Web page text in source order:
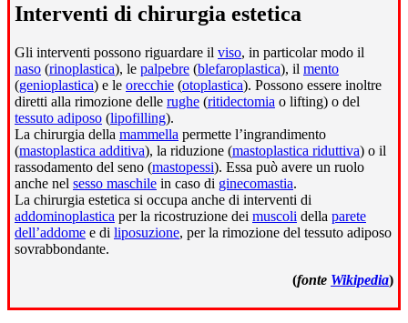
Interventi di chirurgia estetica
Gli interventi possono riguardare il viso, in particolar modo il
naso (rinoplastica), le palpebre (blefaroplastica), il mento
(genioplastica) e le orecchie (otoplastica). Possono essere inoltre
diretti alla rimozione delle rughe (ritidectomia o lifting) o del
tessuto adiposo (lipofilling).
La chirurgia della mammella permette l’ingrandimento
(mastoplastica additiva), la riduzione (mastoplastica riduttiva) o il
rassodamento del seno (mastopessi). Essa può avere un ruolo
anche nel sesso maschile in caso di ginecomastia.
La chirurgia estetica si occupa anche di interventi di
addominoplastica per la ricostruzione dei muscoli della parete
dell’addome e di liposuzione, per la rimozione del tessuto adiposo
sovrabbondante.
(fonte Wikipedia)